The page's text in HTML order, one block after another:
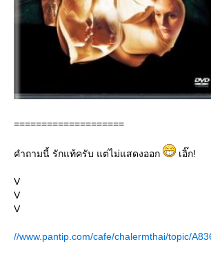
====================
คำถามนี้ รักแท้ครับ แต่ไม่แสดงออก เอิ๊ก!
V
V
V
//www.pantip.com/cafe/chalermthai/topic/